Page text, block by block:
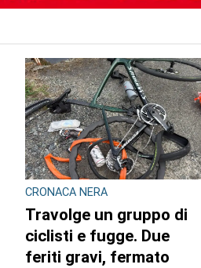
CRONACA NERA
Travolge un gruppo di
ciclisti e fugge. Due
feriti gravi, fermato